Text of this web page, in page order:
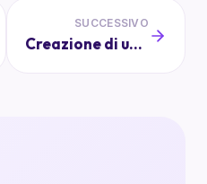
SUCCESSIVO
Creazione di un Fondo di Emergenza per la Classe: Perché e Come Farlo